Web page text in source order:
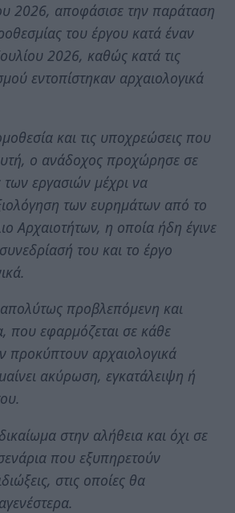
2026, αποφάσισε την παράταση
του έργου κατά έναν
2026, καθώς κατά τις
εντοπίστηκαν αρχαιολογικά
και τις υποχρεώσεις που
ο ανάδοχος προχώρησε σε
εργασιών μέχρι να
των ευρημάτων από το
Αρχαιοτήτων, η οποία ήδη έγινε
του και το έργο
απολύτως προβλεπόμενη και
που εφαρμόζεται σε κάθε
προκύπτουν αρχαιολογικά
ακύρωση, εγκατάλειψη ή
στην αλήθεια και όχι σε
που εξυπηρετούν
στις οποίες θα